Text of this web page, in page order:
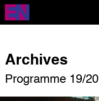
Aller
contenu
Archives
Programme 19/20